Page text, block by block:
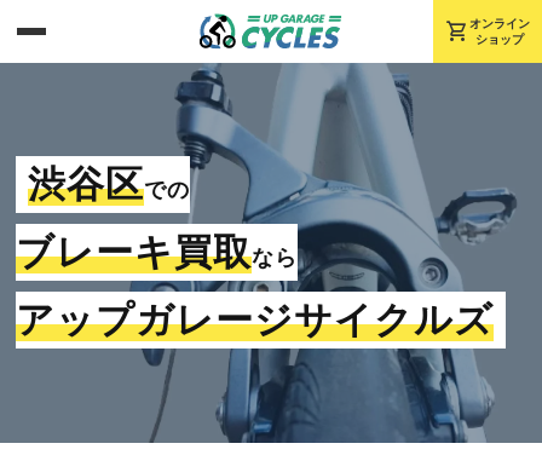
shopping_cart オンライン
ショップ
渋谷区での
ブレーキ買取なら
アップガレージサイクルズ